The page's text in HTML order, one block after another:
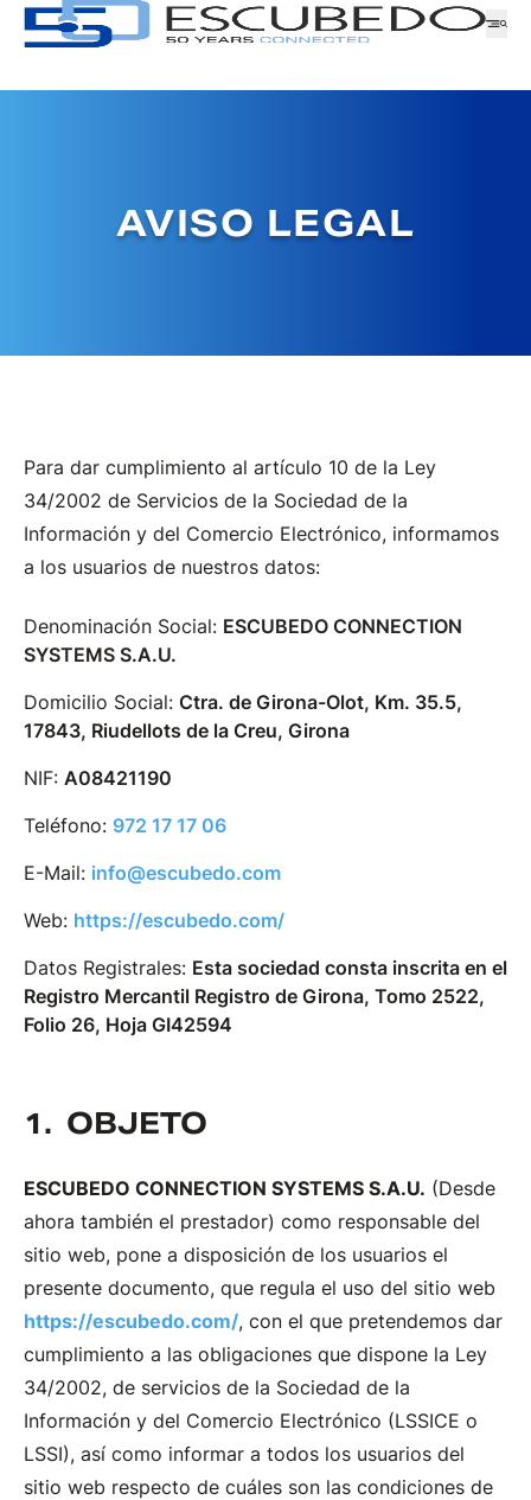
GAMA
FAMILIA
Empresa
Logística
Productos
AVISO LEGAL
Para dar cumplimiento al artículo 10 de la Ley
34/2002 de Servicios de la Sociedad de la
Información y del Comercio Electrónico, informamos
a los usuarios de nuestros datos:
Denominación Social ESCUBEDO CONNECTION
SYSTEMS S.A.U.
Domicilio Social Ctra. de Girona-Olot, Km. 35.5,
17843, Riudellots de la Creu, Girona
NIF A08421190
Teléfono 972 17 17 06
E-Mail info@escubedo.com
Web https://escubedo.com/
Datos Registrales Esta sociedad consta inscrita en el
Registro Mercantil Registro de Girona, Tomo 2522,
Folio 26, Hoja GI42594
OBJETO
ESCUBEDO CONNECTION SYSTEMS S.A.U. (Desde
ahora también el prestador) como responsable del
sitio web, pone a disposición de los usuarios el
presente documento, que regula el uso del sitio web
https://escubedo.com/, con el que pretendemos dar
cumplimiento a las obligaciones que dispone la Ley
34/2002, de servicios de la Sociedad de la
Información y del Comercio Electrónico (LSSICE o
LSSI), así como informar a todos los usuarios del
sitio web respecto de cuáles son las condiciones de